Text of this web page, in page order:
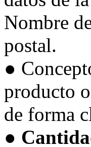
Nombre
postal.
●
producto
de forma
●